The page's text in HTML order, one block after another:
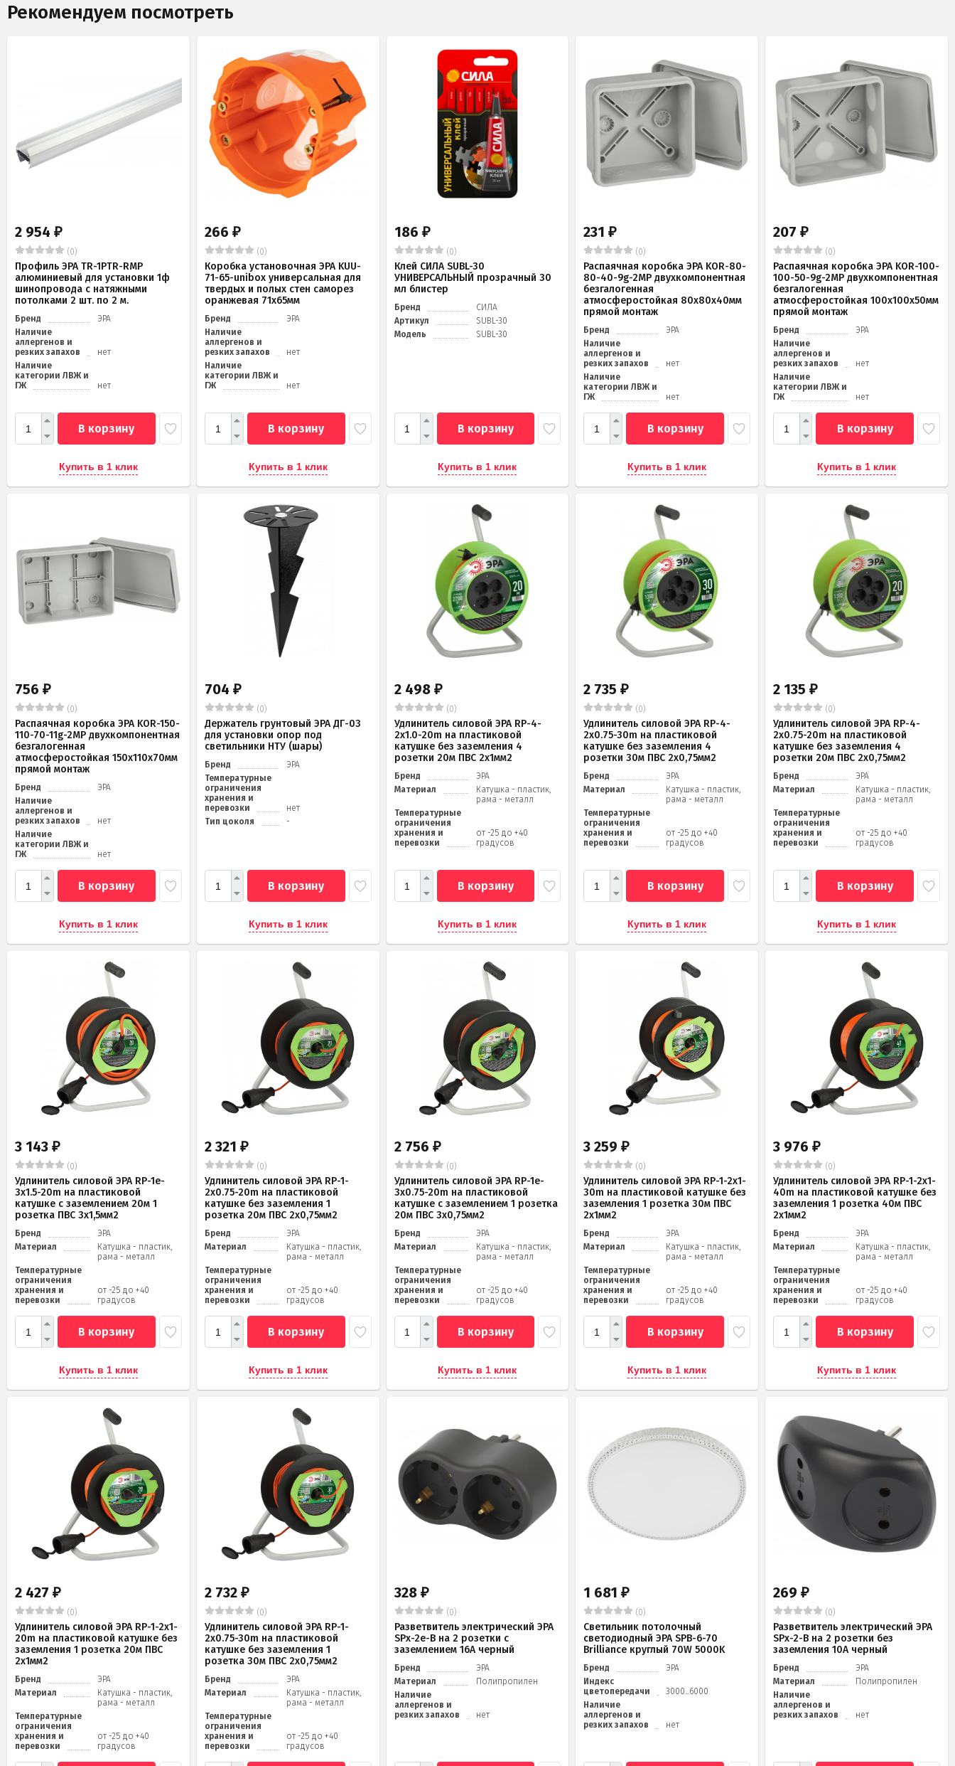
Рекомендуем посмотреть
2 954 ₽
(0)
Профиль ЭРА TR-1PTR-RMP
алюминиевый для установки 1ф
шинопровода с натяжными
потолками 2 шт. по 2 м.
Бренд
ЭРА
Наличие
аллергенов и
резких запахов
нет
Наличие
категории ЛВЖ и
ГЖ
нет
В корзину
Купить в 1 клик
266 ₽
(0)
Коробка установочная ЭРА KUU-
71-65-unibox универсальная для
твердых и полых стен саморез
оранжевая 71х65мм
Бренд
ЭРА
Наличие
аллергенов и
резких запахов
нет
Наличие
категории ЛВЖ и
ГЖ
нет
В корзину
Купить в 1 клик
186 ₽
(0)
Клей СИЛА SUBL-30
УНИВЕРСАЛЬНЫЙ прозрачный 30
мл блистер
Бренд
СИЛА
Артикул
SUBL-30
Модель
SUBL-30
В корзину
Купить в 1 клик
231₽
(0)
Распаячная коробка ЭРА KOR-80-
80-40-9g-2MP двухкомпонентная
безгалогенная
атмосферостойкая 80х80х40мм
прямой монтаж
Бренд
ЭРА
Наличие
аллергенов и
резких запахов
нет
Наличие
категории ЛВЖ и
ГЖ
нет
В корзину
Купить в 1 клик
207₽
(0)
Распаячная коробка ЭРА KOR-100-
100-50-9g-2MP двухкомпонентная
безгалогенная
атмосферостойкая 100х100х50мм
прямой монтаж
Бренд
ЭРА
Наличие
аллергенов и
резких запахов
нет
Наличие
категории ЛВЖ и
ГЖ
нет
В корзину
Купить в 1 клик
756 ₽
(0)
Распаячная коробка ЭРА KOR-150-
110-70-11g-2MP двухкомпонентная
безгалогенная
атмосферостойкая 150х110х70мм
прямой монтаж
Бренд
ЭРА
Наличие
аллергенов и
резких запахов
нет
Наличие
категории ЛВЖ и
ГЖ
нет
В корзину
Купить в 1 клик
704 ₽
(0)
Держатель грунтовый ЭРА ДГ-03
для установки опор под
светильники НТУ (шары)
Бренд
ЭРА
Температурные
ограничения
хранения и
перевозки
нет
Тип цоколя
-
В корзину
Купить в 1 клик
2 498 ₽
(0)
Удлинитель силовой ЭРА RP-4-
2x1.0-20m на пластиковой
катушке без заземления 4
розетки 20м ПВС 2х1мм2
Бренд
ЭРА
Материал
Катушка - пластик,
рама - металл
Температурные
ограничения
хранения и
перевозки
от -25 до +40
градусов
В корзину
Купить в 1 клик
2 735₽
(0)
Удлинитель силовой ЭРА RP-4-
2x0.75-30m на пластиковой
катушке без заземления 4
розетки 30м ПВС 2х0,75мм2
Бренд
ЭРА
Материал
Катушка - пластик,
рама - металл
Температурные
ограничения
хранения и
перевозки
от -25 до +40
градусов
В корзину
Купить в 1 клик
2 135₽
(0)
Удлинитель силовой ЭРА RP-4-
2x0.75-20m на пластиковой
катушке без заземления 4
розетки 20м ПВС 2х0,75мм2
Бренд
ЭРА
Материал
Катушка - пластик,
рама - металл
Температурные
ограничения
хранения и
перевозки
от -25 до +40
градусов
В корзину
Купить в 1 клик
3 143 ₽
(0)
Удлинитель силовой ЭРА RP-1e-
3x1.5-20m на пластиковой
катушке c заземлением 20м 1
розетка ПВС 3х1,5мм2
Бренд
ЭРА
Материал
Катушка - пластик,
рама - металл
Температурные
ограничения
хранения и
перевозки
от -25 до +40
градусов
В корзину
Купить в 1 клик
2 321 ₽
(0)
Удлинитель силовой ЭРА RP-1-
2x0.75-20m на пластиковой
катушке без заземления 1
розетка 20м ПВС 2х0,75мм2
Бренд
ЭРА
Материал
Катушка - пластик,
рама - металл
Температурные
ограничения
хранения и
перевозки
от -25 до +40
градусов
В корзину
Купить в 1 клик
2 756 ₽
(0)
Удлинитель силовой ЭРА RP-1e-
3х0.75-20m на пластиковой
катушке c заземлением 1 розетка
20м ПВС 3х0,75мм2
Бренд
ЭРА
Материал
Катушка - пластик,
рама - металл
Температурные
ограничения
хранения и
перевозки
от -25 до +40
градусов
В корзину
Купить в 1 клик
3 259₽
(0)
Удлинитель силовой ЭРА RP-1-2x1-
30m на пластиковой катушке без
заземления 1 розетка 30м ПВС
2x1мм2
Бренд
ЭРА
Материал
Катушка - пластик,
рама - металл
Температурные
ограничения
хранения и
перевозки
от -25 до +40
градусов
В корзину
Купить в 1 клик
3 976₽
(0)
Удлинитель силовой ЭРА RP-1-2x1-
40m на пластиковой катушке без
заземления 1 розетка 40м ПВС
2x1мм2
Бренд
ЭРА
Материал
Катушка - пластик,
рама - металл
Температурные
ограничения
хранения и
перевозки
от -25 до +40
градусов
В корзину
Купить в 1 клик
2 427 ₽
(0)
Удлинитель силовой ЭРА RP-1-2x1-
20m на пластиковой катушке без
заземления 1 розетка 20м ПВС
2х1мм2
Бренд
ЭРА
Материал
Катушка - пластик,
рама - металл
Температурные
ограничения
хранения и
перевозки
от -25 до +40
градусов
2 732 ₽
(0)
Удлинитель силовой ЭРА RP-1-
2x0.75-30m на пластиковой
катушке без заземления 1
розетка 30м ПВС 2х0,75мм2
Бренд
ЭРА
Материал
Катушка - пластик,
рама - металл
Температурные
ограничения
хранения и
перевозки
от -25 до +40
градусов
328 ₽
(0)
Разветвитель электрический ЭРА
SPx-2e-B на 2 розетки с
заземлением 16А черный
Бренд
ЭРА
Материал
Полипропилен
Наличие
аллергенов и
резких запахов
нет
1 681₽
(0)
Светильник потолочный
светодиодный ЭРА SPB-6-70
Brilliance круглый 70W 5000K
Бренд
ЭРА
Индекс
цветопередачи
3000...6000
Наличие
аллергенов и
резких запахов
нет
269₽
(0)
Разветвитель электрический ЭРА
SPx-2-B на 2 розетки без
заземления 10А черный
Бренд
ЭРА
Материал
Полипропилен
Наличие
аллергенов и
резких запахов
нет